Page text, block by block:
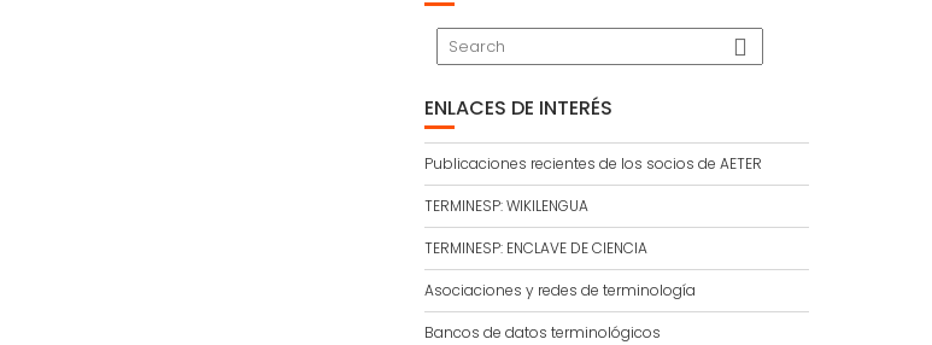
ENLACES DE INTERÉS
Publicaciones recientes de los socios de AETER
TERMINESP: WIKILENGUA
TERMINESP: ENCLAVE DE CIENCIA
Asociaciones y redes de terminología
Bancos de datos terminológicos